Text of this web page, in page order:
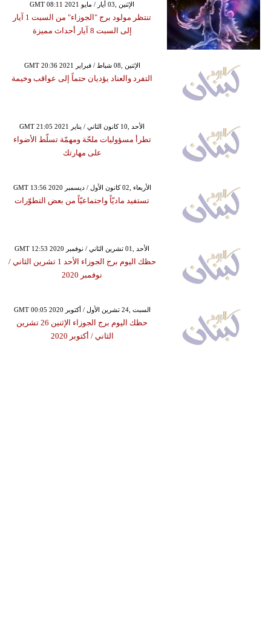
GMT 08:11 2021 الإثنين ,03 أيار / مايو
تنتظر مولود برج "الجوزاء" من السبت 1 آيار
إلى السبت 8 آيار أحداث مميزة
GMT 20:36 2021 الإثنين ,08 شباط / فبراير
التفرد والعناد يؤديان حتماً إلى عواقب وخيمة
GMT 21:05 2021 الأحد ,10 كانون الثاني / يناير
تطرأ مسؤوليات ملحّة ومهمّة تسلّط الأضواء
على مهارتك
GMT 13:56 2020 الأربعاء ,02 كانون الأول / ديسمبر
تستفيد ماديّاً واجتماعيّاً من بعض التطوّرات
GMT 12:53 2020 الأحد ,01 تشرين الثاني / نوفمبر
حظك اليوم برج الجوزاء الأحد 1 تشرين الثاني /
نوفمبر 2020
GMT 00:05 2020 السبت ,24 تشرين الأول / أكتوبر
حظك اليوم برج الجوزاء الإثنين 26 تشرين
الثاني / أكتوبر 2020